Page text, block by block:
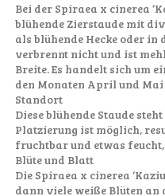
Bei der Spiraea x cinerea
blühende Zierstaude mit
als blühende Hecke oder in
verbrennt nicht und ist
Breite. Es handelt sich um
den Monaten April und
Standort
Diese blühende Staude
Platzierung ist möglich,
fruchtbar und etwas
Blüte und Blatt
Die Spiraea x cinerea
dann viele weiße Blüten an